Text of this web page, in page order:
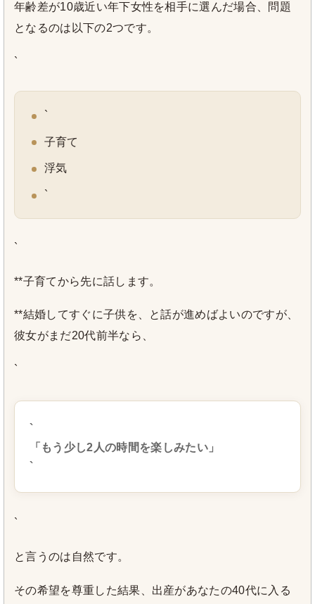
年齢差が10歳近い年下女性を相手に選んだ場合、問題
となるのは以下の2つです。
`
`
子育て
浮気
`
`
**子育てから先に話します。
**結婚してすぐに子供を、と話が進めばよいのですが、
彼女がまだ20代前半なら、
`
`
「もう少し2人の時間を楽しみたい」
`
`
と言うのは自然です。
その希望を尊重した結果、出産があなたの40代に入る